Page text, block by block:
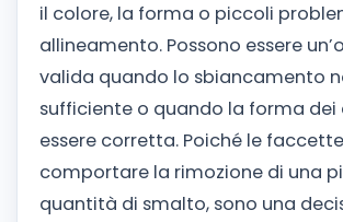
il colore, la forma o piccoli
allineamento. Possono essere
valida quando lo sbiancamento
sufficiente o quando la forma dei
essere corretta. Poiché le
comportare la rimozione di una
quantità di smalto, sono una